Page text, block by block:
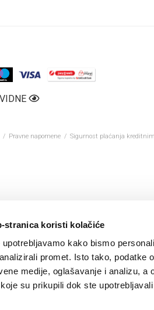
stranica koristi kolačiće
upotrebljavamo kako bismo
promet. Isto tako, podatke
medije, oglašavanje i analizu, a
su prikupili dok ste
/ Pravne napomene / Sigurnost plaćanja